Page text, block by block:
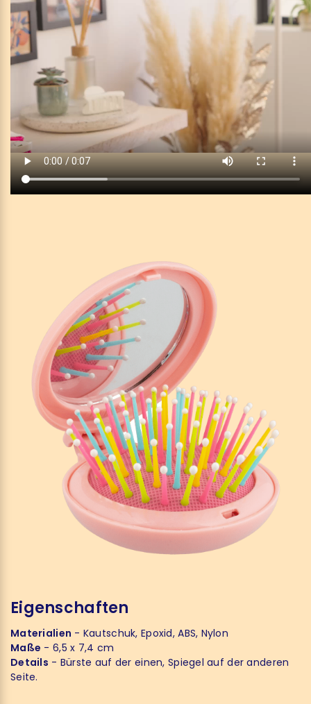
Eigenschaften
Materialien - Kautschuk, Epoxid, ABS, Nylon
Maße - 6,5 x 7,4 cm
Details - Bürste auf der einen, Spiegel auf der anderen
Seite.